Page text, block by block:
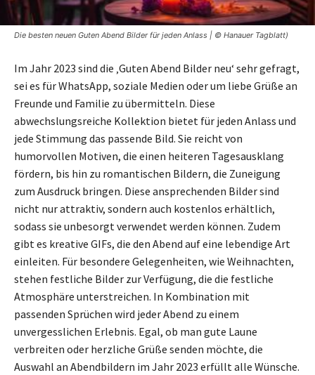
Die besten neuen Guten Abend Bilder für jeden Anlass | © Hanauer Tagblatt)
Im Jahr 2023 sind die ‚Guten Abend Bilder neu‘ sehr gefragt,
sei es für WhatsApp, soziale Medien oder um liebe Grüße an
Freunde und Familie zu übermitteln. Diese
abwechslungsreiche Kollektion bietet für jeden Anlass und
jede Stimmung das passende Bild. Sie reicht von
humorvollen Motiven, die einen heiteren Tagesausklang
fördern, bis hin zu romantischen Bildern, die Zuneigung
zum Ausdruck bringen. Diese ansprechenden Bilder sind
nicht nur attraktiv, sondern auch kostenlos erhältlich,
sodass sie unbesorgt verwendet werden können. Zudem
gibt es kreative GIFs, die den Abend auf eine lebendige Art
einleiten. Für besondere Gelegenheiten, wie Weihnachten,
stehen festliche Bilder zur Verfügung, die die festliche
Atmosphäre unterstreichen. In Kombination mit
passenden Sprüchen wird jeder Abend zu einem
unvergesslichen Erlebnis. Egal, ob man gute Laune
verbreiten oder herzliche Grüße senden möchte, die
Auswahl an Abendbildern im Jahr 2023 erfüllt alle Wünsche.